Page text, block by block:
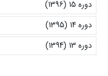
دوره 15 (1396)
دوره 14 (1395)
دوره 13 (1394)